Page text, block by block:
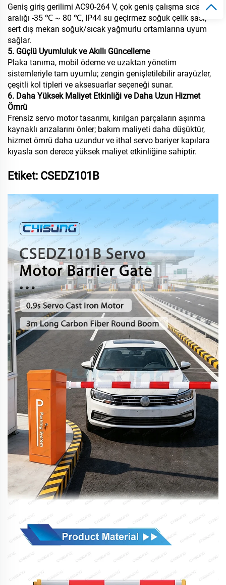
Geniş giriş gerilimi AC90-264 V, çok geniş çalışma sıcaklığı
aralığı -35 ℃ ~ 80 ℃, IP44 su geçirmez soğuk çelik şasi;
sert dış mekan soğuk/sıcak yağmurlu ortamlarına uyum
sağlar.
5. Güçlü Uyumluluk ve Akıllı Güncelleme
Plaka tanıma, mobil ödeme ve uzaktan yönetim
sistemleriyle tam uyumlu; zengin genişletilebilir arayüzler,
çeşitli kol tipleri ve aksesuarlar seçeneği sunar.
6. Daha Yüksek Maliyet Etkinliği ve Daha Uzun Hizmet
Ömrü
Frensiz servo motor tasarımı, kırılgan parçaların aşınma
kaynaklı arızalarını önler; bakım maliyeti daha düşüktür,
hizmet ömrü daha uzundur ve ithal servo bariyer kapılara
kıyasla son derece yüksek maliyet etkinliğine sahiptir.
Etiket: CSEDZ101B